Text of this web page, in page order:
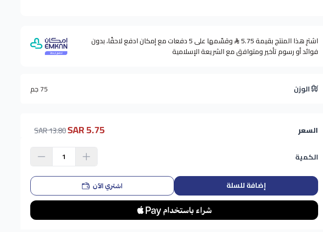
اشترِ هذا المنتج بقيمة 5.75
وقسّمها على 5 دفعات مع إمكان ادفع لاحقًا، بدون
فوائد أو رسوم تأخير ومتوافق مع الشريعة الإسلامية
الوزن 75 جم
السعر 5.75 SAR
13.80 SAR
الكمية
إضافة للسلة اشتري الآن